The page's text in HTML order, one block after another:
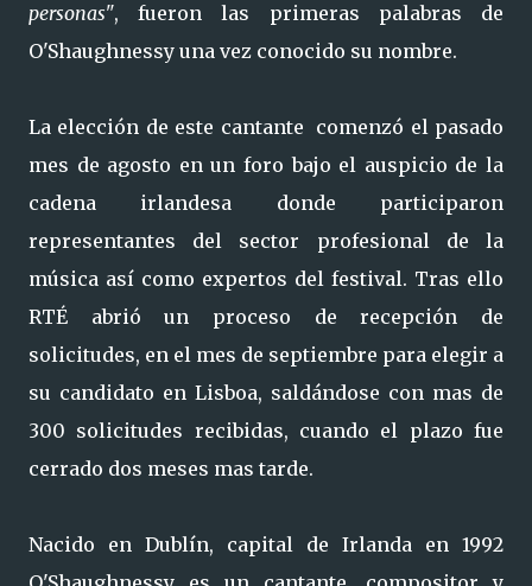
personas", fueron las primeras palabras de
O'Shaughnessy una vez conocido su nombre.
La elección de este cantante comenzó el pasado
mes de agosto en un foro bajo el auspicio de la
cadena irlandesa donde participaron
representantes del sector profesional de la
música así como expertos del festival. Tras ello
RTÉ abrió un proceso de recepción de
solicitudes, en el mes de septiembre para elegir a
su candidato en Lisboa, saldándose con mas de
300 solicitudes recibidas, cuando el plazo fue
cerrado dos meses mas tarde.
Nacido en Dublín, capital de Irlanda en 1992